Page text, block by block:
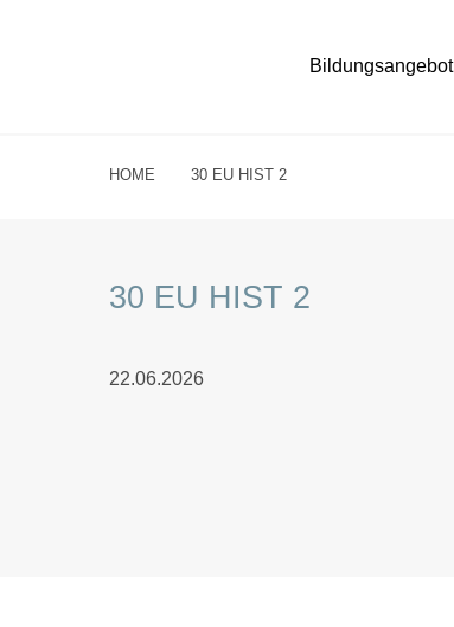
Bildungsangebot
HOME 30 EU HIST 2
30 EU HIST 2
22.06.2026